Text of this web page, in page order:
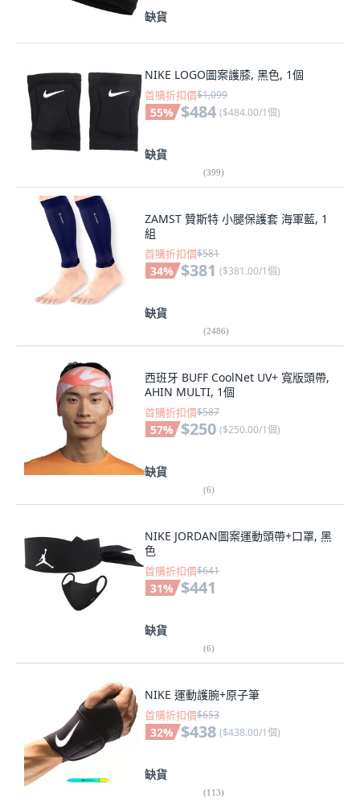
缺貨
NIKE LOGO圖案護膝, 黑色, 1個
首購折扣價$1,099
55% $484 ($484.00/1個)
缺貨
(399)
ZAMST 贊斯特 小腿保護套 海軍藍, 1
組
首購折扣價$581
34% $381 ($381.00/1個)
缺貨
(2486)
西班牙 BUFF CoolNet UV+ 寬版頭帶,
AHIN MULTI, 1個
首購折扣價$587
57% $250 ($250.00/1個)
缺貨
(6)
NIKE JORDAN圖案運動頭帶+口罩, 黑
色
首購折扣價$641
31% $441
缺貨
(6)
NIKE 運動護腕+原子筆
首購折扣價$653
32% $438 ($438.00/1個)
缺貨
(113)